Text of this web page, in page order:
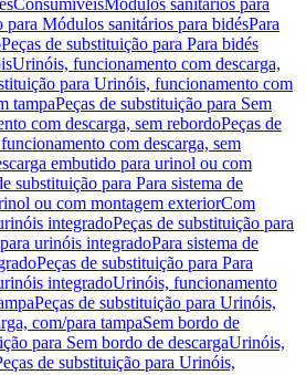
ConsumíveisMódulos sanitários para
para Módulos sanitários para bidésPara
Peças de substituição para Para bidés
Urinóis, funcionamento com descarga,
para Urinóis, funcionamento com
tampaPeças de substituição para Sem
com descarga, sem rebordoPeças de
com descarga, sem
embutido para urinol ou com
substituição para Para sistema de
ou com montagem exteriorCom
integradoPeças de substituição para
urinóis integradoPara sistema de
Peças de substituição para Para
integradoUrinóis, funcionamento
Peças de substituição para Urinóis,
com/para tampaSem bordo de
para Sem bordo de descargaUrinóis,
de substituição para Urinóis,